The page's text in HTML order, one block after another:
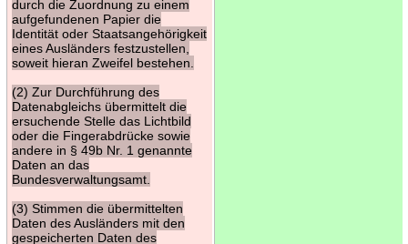
durch die Zuordnung zu einem
aufgefundenen Papier die
Identität oder Staatsangehörigkeit
eines Ausländers festzustellen,
soweit hieran Zweifel bestehen.
(2) Zur Durchführung des
Datenabgleichs übermittelt die
ersuchende Stelle das Lichtbild
oder die Fingerabdrücke sowie
andere in § 49b Nr. 1 genannte
Daten an das
Bundesverwaltungsamt.
(3) Stimmen die übermittelten
Daten des Ausländers mit den
gespeicherten Daten des